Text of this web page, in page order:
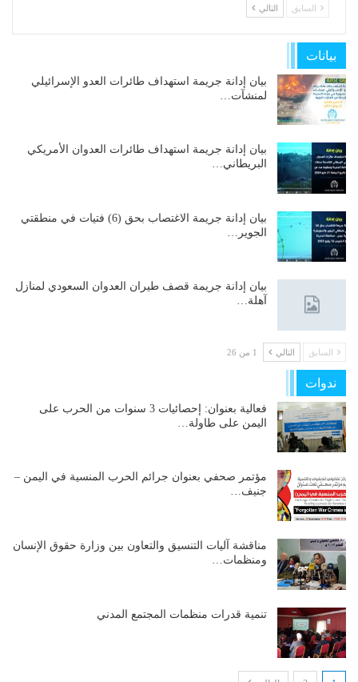
السابق التالي
بيانات
بيان إدانة جريمة استهداف طائرات العدو الإسرائيلي
لمنشآت…
بيان إدانة جريمة استهداف طائرات العدوان الأمريكي
البريطاني…
بيان إدانة جريمة الاغتصاب بحق (6) فتيات في منطقتي
الجوير…
بيان إدانة جريمة قصف طيران العدوان السعودي لمنازل
آهلة…
السابق التالي 1 من 26
ندوات
فعالية بعنوان: إحصائيات 3 سنوات من الحرب على
اليمن على طاولة…
مؤتمر صحفي بعنوان جرائم الحرب المنسية في اليمن –
جنيف…
مناقشة آليات التنسيق والتعاون بين وزارة حقوق الإنسان
ومنظمات…
تنمية قدرات منظمات المجتمع المدني